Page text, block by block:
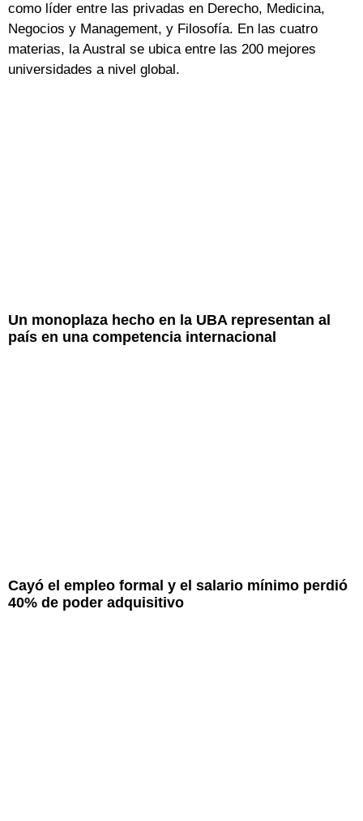
como líder entre las privadas en Derecho, Medicina,
Negocios y Management, y Filosofía. En las cuatro
materias, la Austral se ubica entre las 200 mejores
universidades a nivel global.
Un monoplaza hecho en la UBA representan al
país en una competencia internacional
Cayó el empleo formal y el salario mínimo perdió
40% de poder adquisitivo